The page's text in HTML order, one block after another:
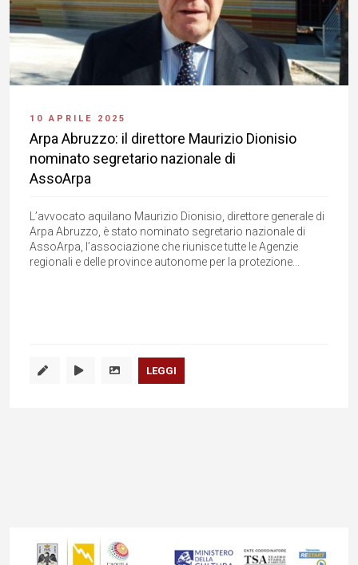
10 APRILE 2025
Arpa Abruzzo: il direttore Maurizio Dionisio
nominato segretario nazionale di
AssoArpa
L’avvocato aquilano Maurizio Dionisio, direttore generale di
Arpa Abruzzo, è stato nominato segretario nazionale di
AssoArpa, l’associazione che riunisce tutte le Agenzie
regionali e delle province autonome per la protezione...
LEGGI